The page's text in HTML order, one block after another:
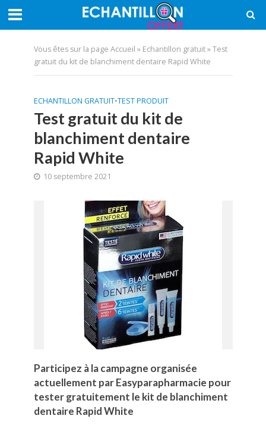
Vous êtes sur la page Accueil » Echantillon gratuit»Test
gratuit du kit de blanchiment dentaire Rapid White
ECHANTILLON GRATUIT•TEST PRODUIT
Test gratuit du kit de
blanchiment dentaire
Rapid White
10 septembre 2021
Participez à la campagne organisée
actuellement par Easyparapharmacie pour
tester gratuitement le kit de blanchiment
dentaire Rapid White